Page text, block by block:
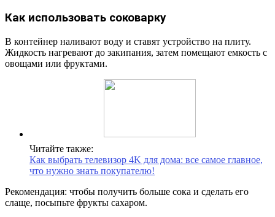
Как использовать соковарку
В контейнер наливают воду и ставят устройство на плиту.
Жидкость нагревают до закипания, затем помещают емкость с
овощами или фруктами.
Читайте также:
Как выбрать телевизор 4K для дома: все самое главное,
что нужно знать покупателю!
Рекомендация: чтобы получить больше сока и сделать его
слаще, посыпьте фрукты сахаром.